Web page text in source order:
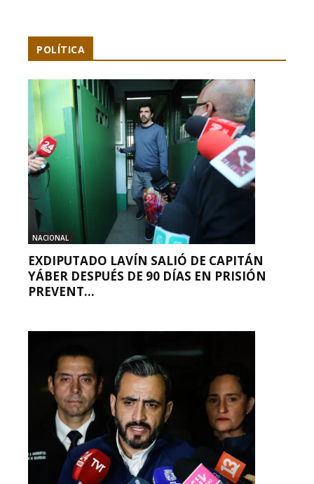
POLÍTICA
NACIONAL
EXDIPUTADO LAVÍN SALIÓ DE CAPITÁN
YÁBER DESPUÉS DE 90 DÍAS EN PRISIÓN
PREVENT...